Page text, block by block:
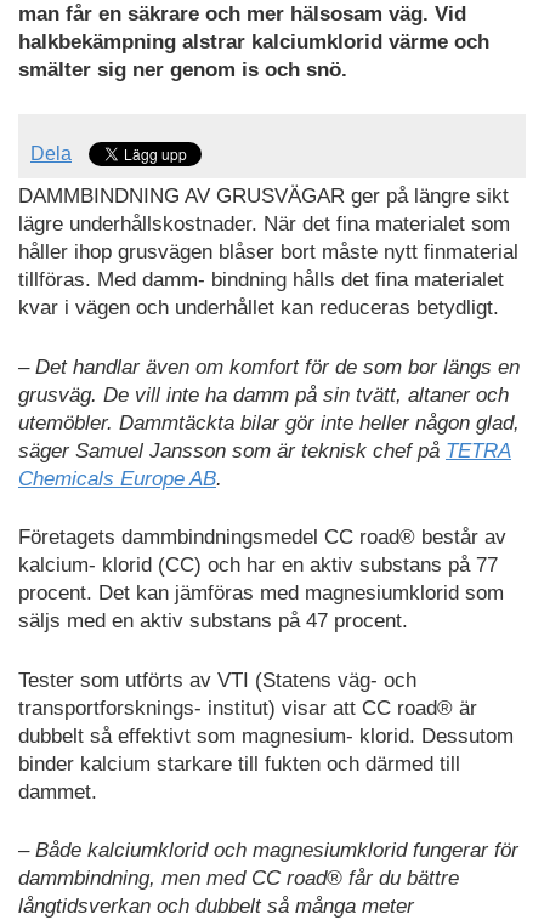
man får en säkrare och mer hälsosam väg. Vid
halkbekämpning alstrar kalciumklorid värme och
smälter sig ner genom is och snö.
Dela
DAMMBINDNING AV GRUSVÄGAR ger på längre sikt
lägre underhållskostnader. När det fina materialet som
håller ihop grusvägen blåser bort måste nytt finmaterial
tillföras. Med damm- bindning hålls det fina materialet
kvar i vägen och underhållet kan reduceras betydligt.
– Det handlar även om komfort för de som bor längs en
grusväg. De vill inte ha damm på sin tvätt, altaner och
utemöbler. Dammtäckta bilar gör inte heller någon glad,
säger Samuel Jansson som är teknisk chef på TETRA
Chemicals Europe AB.
Företagets dammbindningsmedel CC road® består av
kalcium- klorid (CC) och har en aktiv substans på 77
procent. Det kan jämföras med magnesiumklorid som
säljs med en aktiv substans på 47 procent.
Tester som utförts av VTI (Statens väg- och
transportforsknings- institut) visar att CC road® är
dubbelt så effektivt som magnesium- klorid. Dessutom
binder kalcium starkare till fukten och därmed till
dammet.
– Både kalciumklorid och magnesiumklorid fungerar för
dammbindning, men med CC road® får du bättre
långtidsverkan och dubbelt så många meter